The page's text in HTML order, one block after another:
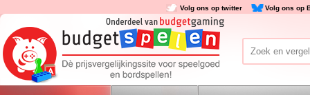
Volg ons op twitter Volg ons op